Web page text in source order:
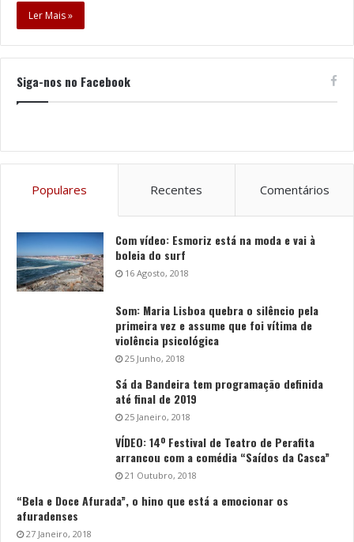
Ler Mais »
Siga-nos no Facebook
Populares Recentes Comentários
Com vídeo: Esmoriz está na moda e vai à
boleia do surf
16 Agosto, 2018
Som: Maria Lisboa quebra o silêncio pela
primeira vez e assume que foi vítima de
violência psicológica
25 Junho, 2018
Sá da Bandeira tem programação definida
até final de 2019
25 Janeiro, 2018
VÍDEO: 14º Festival de Teatro de Perafita
arrancou com a comédia “Saídos da Casca”
21 Outubro, 2018
“Bela e Doce Afurada”, o hino que está a emocionar os
afuradenses
27 Janeiro, 2018